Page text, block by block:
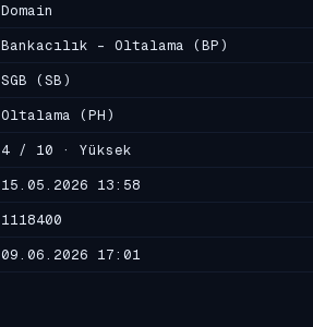
Domain
Bankacılık - Oltalama (BP)
SGB (SB)
Oltalama (PH)
4 / 10 · Yüksek
15.05.2026 13:58
1118400
09.06.2026 17:01